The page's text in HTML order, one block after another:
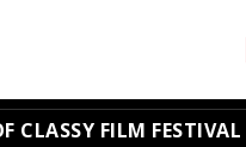
CLASSY FILM FESTIVAL